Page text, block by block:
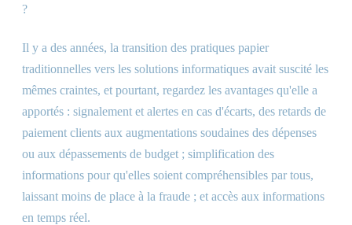
?
Il y a des années, la transition des pratiques papier
traditionnelles vers les solutions informatiques avait suscité les
mêmes craintes, et pourtant, regardez les avantages qu'elle a
apportés : signalement et alertes en cas d'écarts, des retards de
paiement clients aux augmentations soudaines des dépenses
ou aux dépassements de budget ; simplification des
informations pour qu'elles soient compréhensibles par tous,
laissant moins de place à la fraude ; et accès aux informations
en temps réel.